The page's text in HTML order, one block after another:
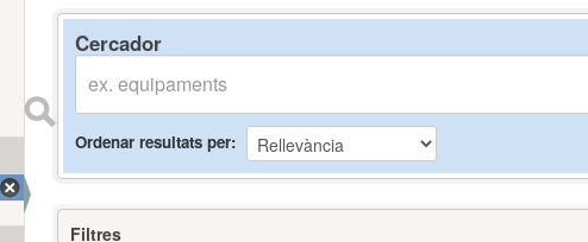
Cercador
Ordenar resultats per
Filtres